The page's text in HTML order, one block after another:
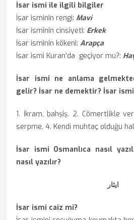
İsar ismi ile ilgili bilgiler
İsar isminin rengi: Mavi
İsar isminin cinsiyeti: Erkek
İsar isminin kökeni: Arapça
İsar ismi Kuran’da geçiyor mu?:
İsar ismi ne anlama
gelir? İsar ne demektir? İsar
1. İkram, bahşiş. 2. Cömertlikle
serpme. 4. Kendi muhtaç olduğu
İsar ismi Osmanlıca nasıl
nasıl yazılır?
‏ایثار
İsar ismi caiz mi?